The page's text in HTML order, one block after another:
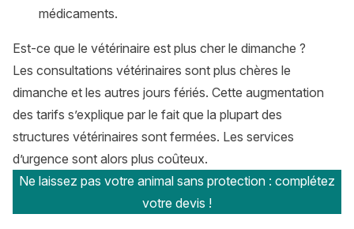
médicaments.
Est-ce que le vétérinaire est plus cher le dimanche ?
Les consultations vétérinaires sont plus chères le
dimanche et les autres jours fériés. Cette augmentation
des tarifs s’explique par le fait que la plupart des
structures vétérinaires sont fermées. Les services
d’urgence sont alors plus coûteux.
Ne laissez pas votre animal sans protection : complétez
votre devis !